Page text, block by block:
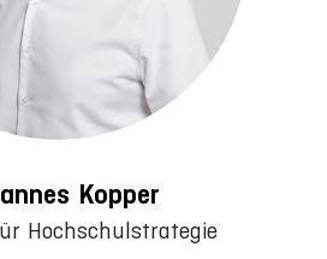
Kopper
Hochschulstrategie